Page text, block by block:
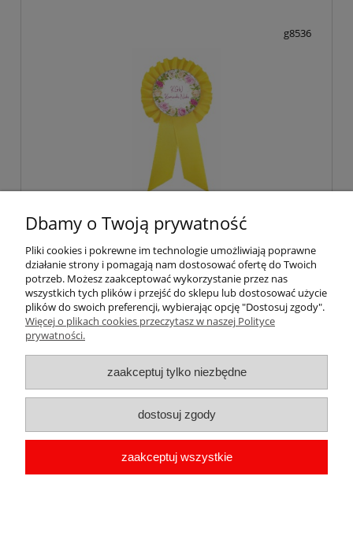
g8536
Koło Gospodyń Wiejskich - żółty kotylion
z przypinką 56mm
9,99 zł
zawiera 23% VAT, bez kosztów dostawy
« 1 2 »
Teraz dalsza część tekstu. Ciekawe czy zadziała.
Dbamy o Twoją prywatność
Pliki cookies i pokrewne im technologie umożliwiają poprawne
działanie strony i pomagają nam dostosować ofertę do Twoich
potrzeb. Możesz zaakceptować wykorzystanie przez nas
wszystkich tych plików i przejść do sklepu lub dostosować użycie
plików do swoich preferencji, wybierając opcję "Dostosuj zgody".
Więcej o plikach cookies przeczytasz w naszej Polityce
prywatności.
zaakceptuj tylko niezbędne
dostosuj zgody
zaakceptuj wszystkie